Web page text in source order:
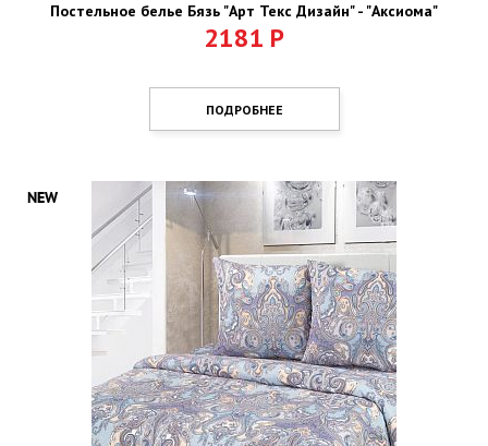
Постельное белье Бязь "Арт Текс Дизайн" - "Аксиома"
2181 Р
ПОДРОБНЕЕ